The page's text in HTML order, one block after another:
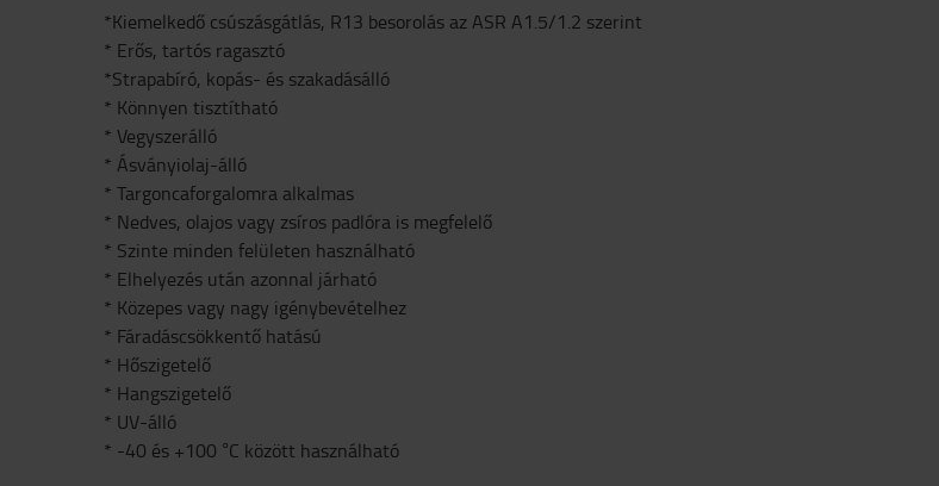
*Kiemelkedő csúszásgátlás, R13 besorolás az ASR A1.5/1.2 szerint
* Erős, tartós ragasztó
*Strapabíró, kopás- és szakadásálló
* Könnyen tisztítható
* Vegyszerálló
* Ásványiolaj-álló
* Targoncaforgalomra alkalmas
* Nedves, olajos vagy zsíros padlóra is megfelelő
* Szinte minden felületen használható
* Elhelyezés után azonnal járható
* Közepes vagy nagy igénybevételhez
* Fáradáscsökkentő hatású
* Hőszigetelő
* Hangszigetelő
* UV-álló
* -40 és +100 °C között használható